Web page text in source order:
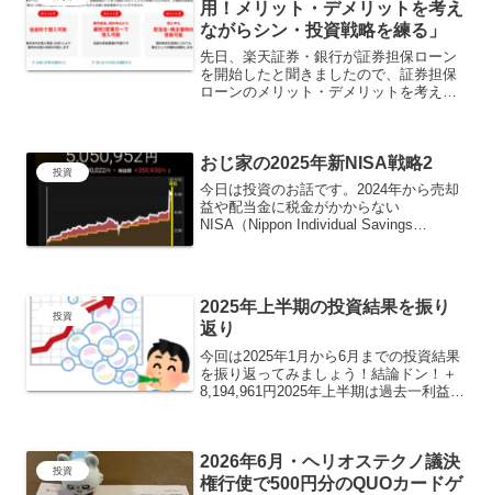
用！メリット・デメリットを考え
ながらシン・投資戦略を練る」
先日、楽天証券・銀行が証券担保ローン
を開始したと聞きましたので、証券担保
ローンのメリット・デメリットを考えな
どの有価証券を担保にして...
投資 おじ家の2025年新NISA戦略2
今日は投資のお話です。2024年から売却
益や配当金に税金がかからない
NISA（Nippon Individual Savings
投資
2025年上半期の投資結果を振り
返り
今回は2025年1月から6月までの投資結果
を振り返ってみましょう！結論ドン！＋
8,194,961円2025年上半期は過去一利益が
解...
投資
2026年6月・ヘリオステクノ議決
権行使で500円分のQUOカードゲ